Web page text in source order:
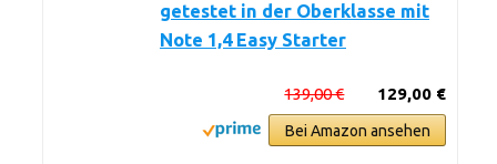
getestet in der Oberklasse mit
Note 1,4 Easy Starter
129,00 €
139,00 €
Bei Amazon ansehen